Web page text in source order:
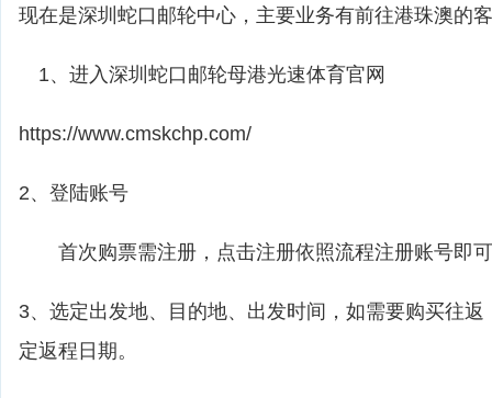
现在是深圳蛇口邮轮中心，主要业务有前往港珠澳的
1、进入深圳蛇口邮轮母港光速体育官网
https://www.cmskchp.com/
2、登陆账号
首次购票需注册，点击注册依照流程注册账号即
3、选定出发地、目的地、出发时间，如需要购买往
定返程日期。